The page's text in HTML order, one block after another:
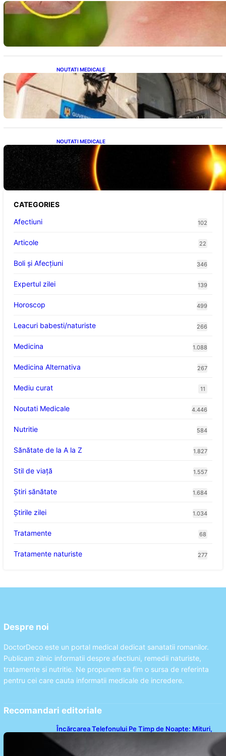
Cum bacteriile pielii influențează atracția
țânțarilor: O nouă viziune asupra alegerii
NOUTATI MEDICALE
Investiția Ministerului Sănătății: 174 de
milioane de lei pentru modernizarea
sistemului sanitar din România
NOUTATI MEDICALE
Eclipsa de Soare din august 2026: Un
Spectacol Astronomic Pe Cerul României
CATEGORIES
Afectiuni
102
Articole 22
Boli și Afecțiuni 346
Expertul zilei 139
Horoscop 499
Leacuri babesti/naturiste 266
Medicina 1.088
Medicina Alternativa 267
Mediu curat 11
Noutati Medicale 4.446
Nutritie 584
Sănătate de la A la Z 1.827
Stil de viaţă 1.557
Ştiri sănătate 1.684
Știrile zilei 1.034
Tratamente 68
Tratamente naturiste 277
Despre noi
DoctorDeco este un portal medical dedicat sanatatii romanilor.
Publicam zilnic informatii despre afectiuni, remedii naturiste,
tratamente si nutritie. Ne propunem sa fim o sursa de referinta
pentru cei care cauta informatii medicale de incredere.
Recomandari editoriale
Încărcarea Telefonului Pe Timp de Noapte: Mituri,